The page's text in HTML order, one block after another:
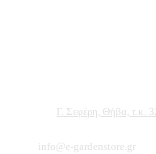
Γ. Σεφέρη, Θήβα, τ.κ.
info@e-gardenstore.gr